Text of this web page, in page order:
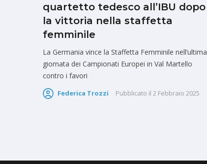
quartetto tedesco all’IBU dopo
la vittoria nella staffetta
femminile
La Germania vince la Staffetta Femminile nell’ultima
giornata dei Campionati Europei in Val Martello
contro i favori
Federica Trozzi Pubblicato il 2 Febbraio 2025